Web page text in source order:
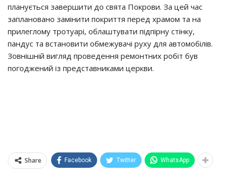
планується завершити до свята Покрови. За цей час
заплановано замінити покриття перед храмом та на
прилеглому тротуарі, облаштувати підпірну стінку,
пандус та встановити обмежувачі руху для автомобілів.
Зовнішній вигляд проведення ремонтних робіт був
погоджений із представниками церкви.
Share Facebook Twitter WhatsApp